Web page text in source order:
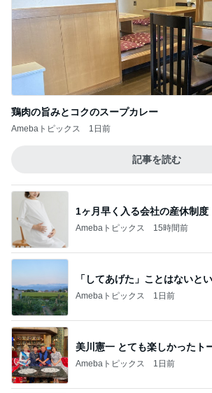
鶏肉の旨みとコクのスープカレー
Amebaトピックス 1日前
記事を読む
1ヶ月早く入る会社の産休制度
Amebaトピックス 15時間前
「してあげた」ことはないと
Amebaトピックス 1日前
美川憲一 とても楽しかったト
Amebaトピックス 1日前